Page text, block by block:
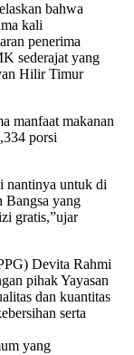
bahwa
kali
penerima
sederajat yang
Hilir Timur
manfaat makanan
porsi
nantinya untuk di
Bangsa yang
gratis,”ujar
Devita Rahmi
pihak Yayasan
dan kuantitas
serta
yang